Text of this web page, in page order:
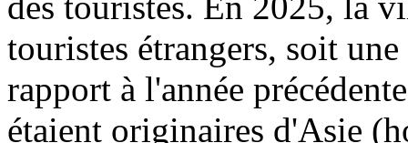
touristes étrangers, soit
rapport à l'année
étaient originaires d'Asie